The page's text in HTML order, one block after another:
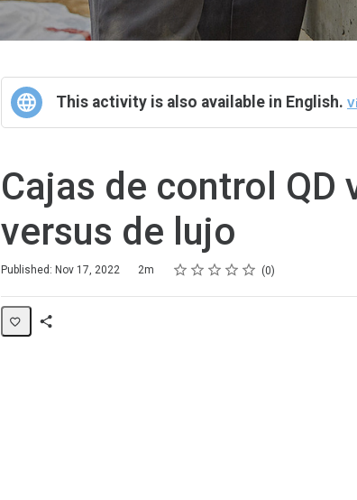
This activity is also available in English.
Cajas de control QD
versus de lujo
Published: Nov 17, 2022
Duration 2m Rating
1 star
2 stars
3 stars
4 stars
5 stars
Average rating: 0 0
No reviews